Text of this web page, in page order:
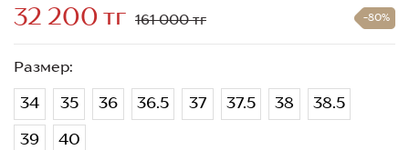
32 200 тг 161 000 тг -80%
Размер:
34 35 36 36.5 37 37.5 38
38.5
39
40